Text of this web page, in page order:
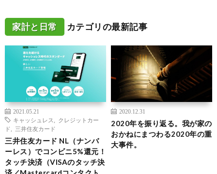
家計と日常 カテゴリの最新記事
2021.05.21
キャッシュレス
クレジットカー
ド
三井住友カード
三井住友カード NL（ナンバ
ーレス）でコンビニ5%還元！
タッチ決済（VISAのタッチ決
2020.12.31
2020年を振り返る。我が家の
おかねにまつわる2020年の重
大事件。